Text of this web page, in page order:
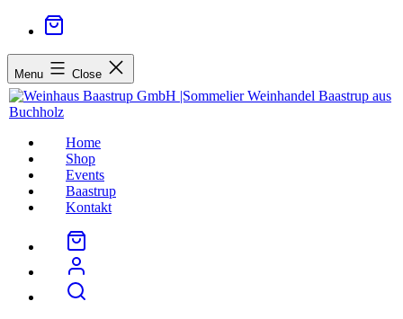
Menu Close
Home
Shop
Events
Baastrup
Kontakt